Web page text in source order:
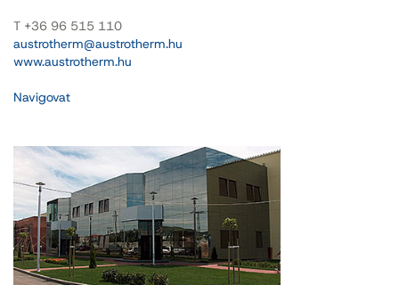
T +36 96 515 110
austrotherm@austrotherm.hu
www.austrotherm.hu
Navigovat